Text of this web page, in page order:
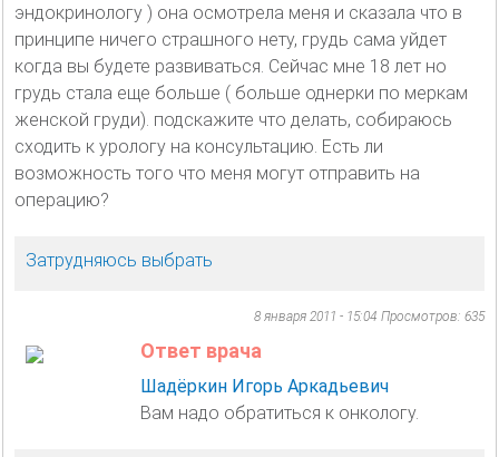
эндокринологу ) она осмотрела меня и сказала что в
принципе ничего страшного нету, грудь сама уйдет
когда вы будете развиваться. Сейчас мне 18 лет но
грудь стала еще больше ( больше однерки по меркам
женской груди). подскажите что делать, собираюсь
сходить к урологу на консультацию. Есть ли
возможность того что меня могут отправить на
операцию?
Затрудняюсь выбрать
8 января 2011 - 15:04 Просмотров: 635
Ответ врача
Шадёркин Игорь Аркадьевич
Вам надо обратиться к онкологу.